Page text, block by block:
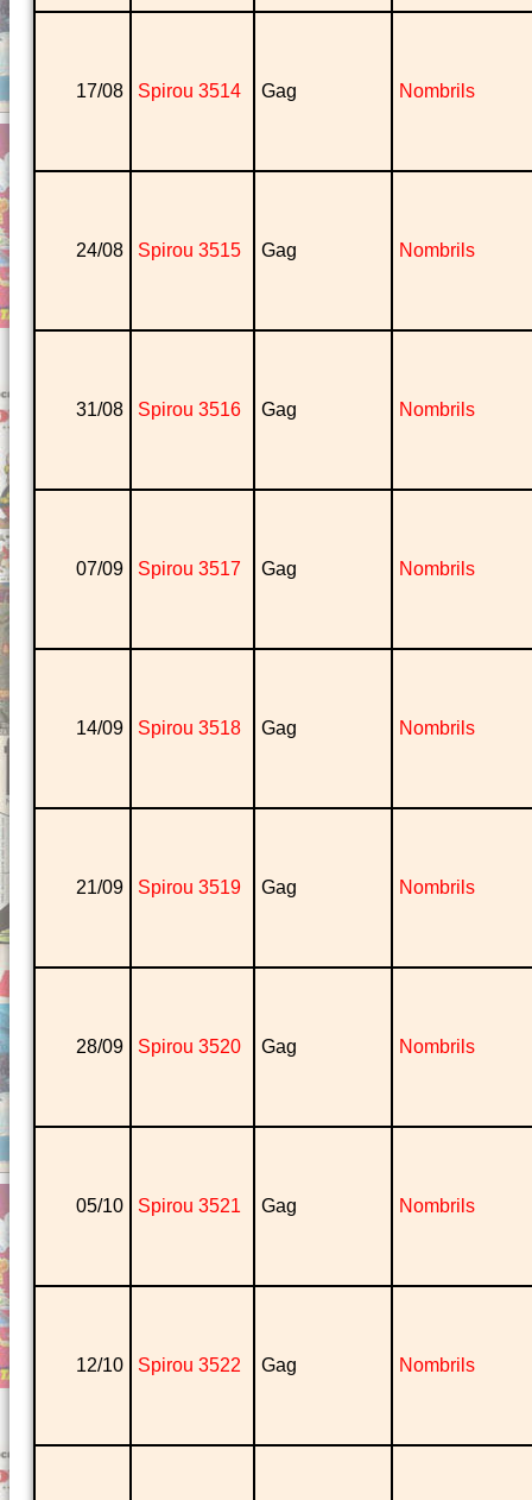
17/08 Spirou 3514 Gag Nombrils
24/08 Spirou 3515 Gag Nombrils
31/08 Spirou 3516 Gag Nombrils
07/09 Spirou 3517 Gag Nombrils
14/09 Spirou 3518 Gag Nombrils
21/09 Spirou 3519 Gag Nombrils
28/09 Spirou 3520 Gag Nombrils
05/10 Spirou 3521 Gag Nombrils
12/10 Spirou 3522 Gag Nombrils